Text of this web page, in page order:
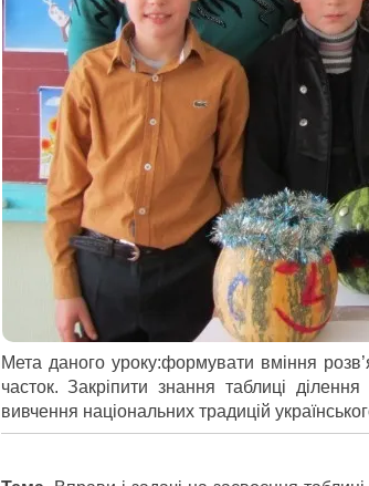
Мета даного уроку:формувати вміння
часток. Закріпити знання таблиці
вивчення національних традицій